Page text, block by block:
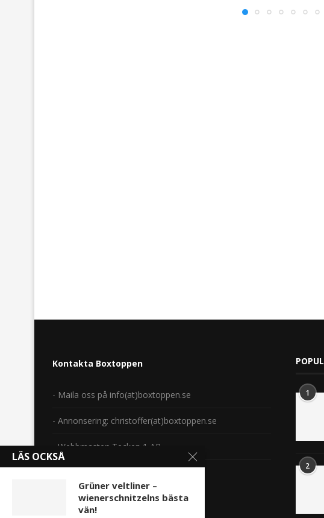
Kontakta Boxtoppen
- Maila oss på info(at)boxtoppen.se
- Annonsering: christoffer(at)boxtoppen.se
- Webbmaster: Tecken 1 AB
1
2
LÄS OCKSÅ
Grüner veltliner –
wienerschnitzelns bästa
vän!